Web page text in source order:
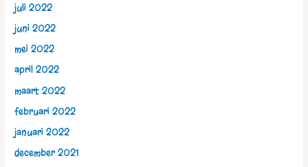
juli 2022
juni 2022
mei 2022
april 2022
maart 2022
februari 2022
januari 2022
december 2021